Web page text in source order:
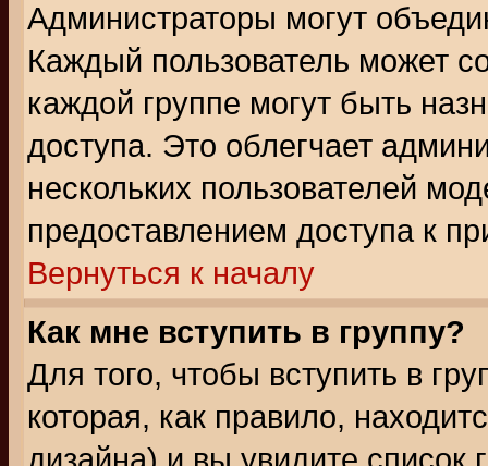
Администраторы могут
Каждый пользователь может
каждой группе могут быть
доступа. Это облегчает
нескольких пользователей
предоставлением доступа к
Вернуться к началу
Как мне вступить в группу?
Для того, чтобы вступить в
которая, как правило,